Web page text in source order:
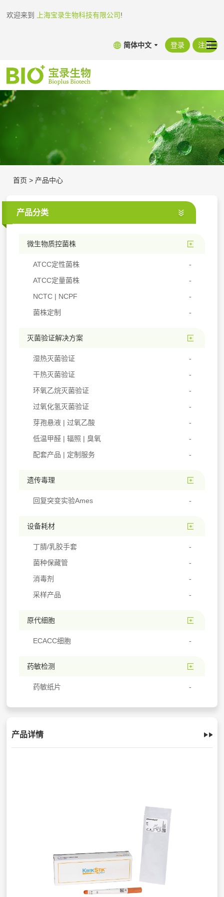
欢迎来到 上海宝录生物科技有限公司!
简体中文 登录 注册
首页 > 产品中心
产品分类
微生物质控菌株
ATCC定性菌株
ATCC定量菌株
NCTC | NCPF
菌株定制
灭菌验证解决方案
湿热灭菌验证
干热灭菌验证
环氧乙烷灭菌验证
过氧化氢灭菌验证
芽孢悬液 | 过氧乙酸
低温甲醛 | 辐照 | 臭氧
配套产品 | 定制服务
遗传毒理
回复突变实验Ames
设备耗材
丁腈/乳胶手套
菌种保藏管
消毒剂
采样产品
原代细胞
ECACC细胞
药敏检测
药敏纸片
产品详情